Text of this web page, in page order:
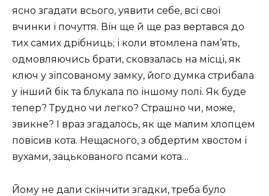
ясно згадати всього, уявити себе, всі свої
вчинки і почуття. Він ще й ще раз вертався до
тих самих дрібниць; і коли втомлена пам’ять,
одмовляючись брати, сковзалась на місці, як
ключ у зіпсованому замку, його думка стрибала
у інший бік та блукала по іншому полі. Як буде
тепер? Трудно чи легко? Страшно чи, може,
звикне? І враз згадалось, як ще малим хлопцем
повісив кота. Нещасного, з обдертим хвостом і
вухами, зацькованого псами кота…
Йому не дали скінчити згадки, треба було